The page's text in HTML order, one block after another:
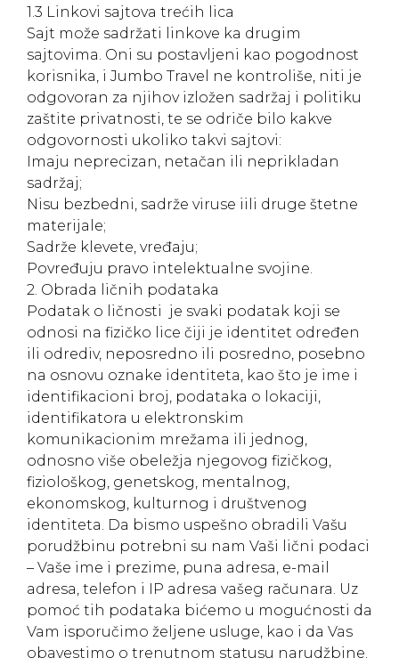
1.3 Linkovi sajtova trećih lica
Sajt može sadržati linkove ka drugim
sajtovima. Oni su postavljeni kao pogodnost
korisnika, i Jumbo Travel ne kontroliše, niti je
odgovoran za njihov izložen sadržaj i politiku
zaštite privatnosti, te se odriče bilo kakve
odgovornosti ukoliko takvi sajtovi:
Imaju neprecizan, netačan ili neprikladan
sadržaj;
Nisu bezbedni, sadrže viruse iili druge štetne
materijale;
Sadrže klevete, vređaju;
Povređuju pravo intelektualne svojine.
2. Obrada ličnih podataka
Podatak o ličnosti je svaki podatak koji se
odnosi na fizičko lice čiji je identitet određen
ili odrediv, neposredno ili posredno, posebno
na osnovu oznake identiteta, kao što je ime i
identifikacioni broj, podataka o lokaciji,
identifikatora u elektronskim
komunikacionim mrežama ili jednog,
odnosno više obeležja njegovog fizičkog,
fiziološkog, genetskog, mentalnog,
ekonomskog, kulturnog i društvenog
identiteta. Da bismo uspešno obradili Vašu
porudžbinu potrebni su nam Vaši lični podaci
– Vaše ime i prezime, puna adresa, e-mail
adresa, telefon i IP adresa vašeg računara. Uz
pomoć tih podataka bićemo u mogućnosti da
Vam isporučimo željene usluge, kao i da Vas
obavestimo o trenutnom statusu narudžbine.